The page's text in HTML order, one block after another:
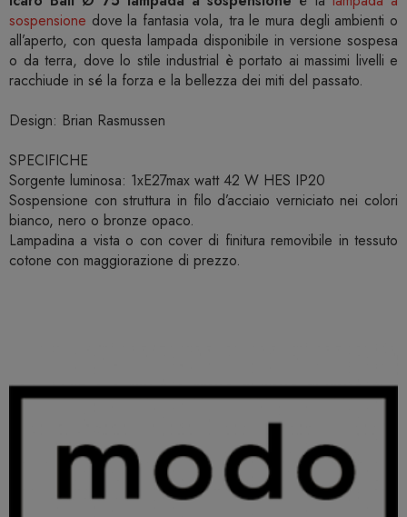
sospensione dove la fantasia vola, tra le mura degli ambienti o
all’aperto, con questa lampada disponibile in versione sospesa
o da terra, dove lo stile industrial è portato ai massimi livelli e
racchiude in sé la forza e la bellezza dei miti del passato.
Design: Brian Rasmussen
SPECIFICHE
Sorgente luminosa: 1xE27max watt 42 W HES IP20
Sospensione con struttura in filo d’acciaio verniciato nei colori
bianco, nero o bronze opaco.
Lampadina a vista o con cover di finitura removibile in tessuto
cotone con maggiorazione di prezzo.